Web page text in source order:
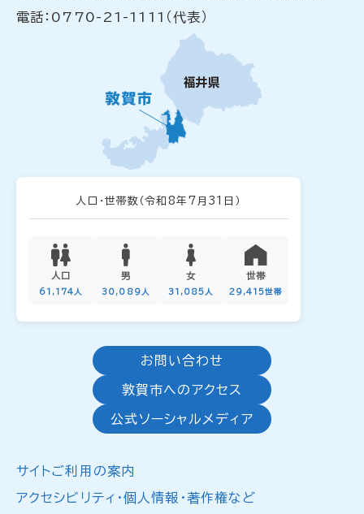
電話：0770-21-1111（代表）
人口・世帯数 （令和8年7月31日）
人口
61,174人
男
30,089人
女
31,085人
世帯
29,415世帯
お問い合わせ
敦賀市へのアクセス
公式ソーシャルメディア
サイトご利用の案内
アクセシビリティ・個人情報・著作権など